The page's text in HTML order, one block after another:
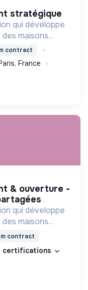
stratégique
qui développe
maisons
en perte
contract
France
qui développe
maisons
en perte
contract
certifications